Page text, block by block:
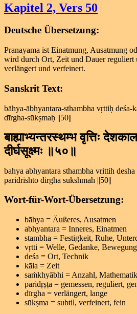
Kapitel 2, Vers 50
Deutsche Übersetzung:
Pranayama ist Einatmung, Ausatmung
wird durch Ort, Zeit und Dauer reguliert
verlängert und verfeinert.
Sanskrit Text:
bāhya-ābhyantara-sthambha vṛttiḥ deśa-
dīrgha-sūkṣmaḥ ||50||
बाह्याभ्यन्तरस्थम्भ वृत्तिः
दीर्घसूक्ष्मः ॥५०॥
bahya abhyantara sthambha vrittih
paridrishto dirgha sukshmah ||50||
Wort-für-Wort-Übersetzung:
bāhya = Äußeres, Ausatmen
abhyantara = Inneres, Einatmen
stambha = Festigkeit, Ruhe,
vṛtti = Welle, Gedanke,
deśa = Ort, Technik
kāla = Zeit
saṁkhyābhi = Anzahl, Mathematik
paridṛṣṭa = gemessen, reguliert,
dīrgha = verlängert, lange
sūkṣma = subtil, verfeinert, fein